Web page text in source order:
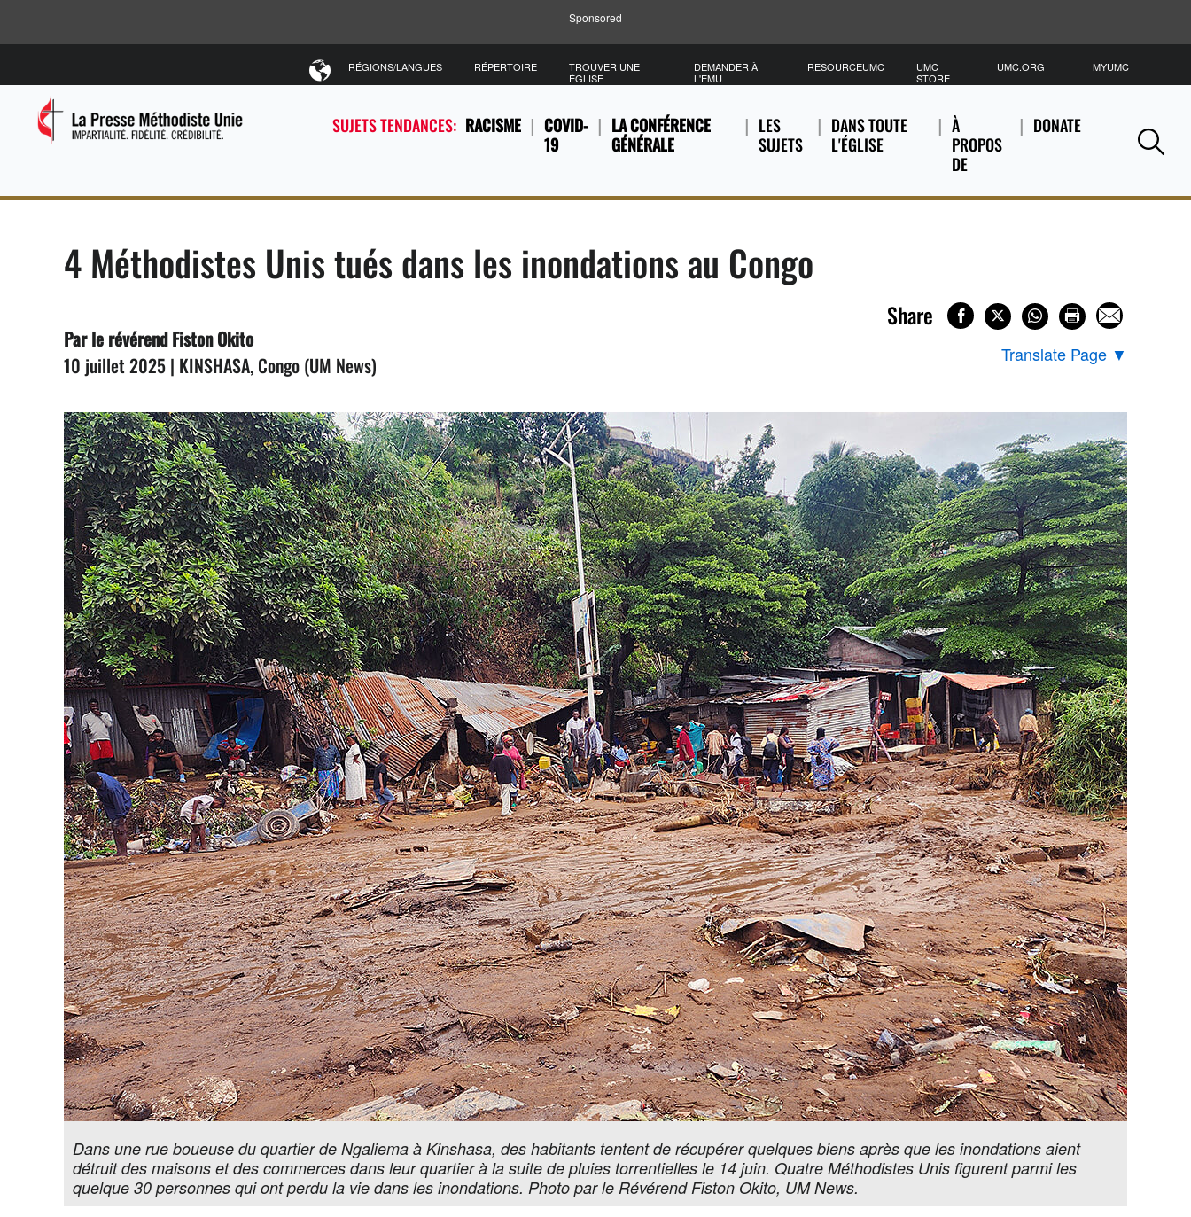
Sponsored
SUJETS TENDANCES: RACISME
COVID-
19
LA CONFÉRENCE
GÉNÉRALE
LES
SUJETS
DANS TOUTE
L'ÉGLISE
À
PROPOS
DE
DONATE
RÉGIONS/LANGUES RÉPERTOIRE
TROUVER UNE
ÉGLISE
DEMANDER À
L'EMU
RESOURCEUMC
UMC
STORE
UMC.ORG MYUMC
4 Méthodistes Unis tués dans les inondations au Congo
Par le révérend Fiston Okito
10 juillet 2025 | KINSHASA, Congo (UM News)
Share
Translate Page ▼
Dans une rue boueuse du quartier de Ngaliema à Kinshasa, des habitants tentent de récupérer quelques biens après que les inondations aient
détruit des maisons et des commerces dans leur quartier à la suite de pluies torrentielles le 14 juin. Quatre Méthodistes Unis figurent parmi les
quelque 30 personnes qui ont perdu la vie dans les inondations. Photo par le Révérend Fiston Okito, UM News.